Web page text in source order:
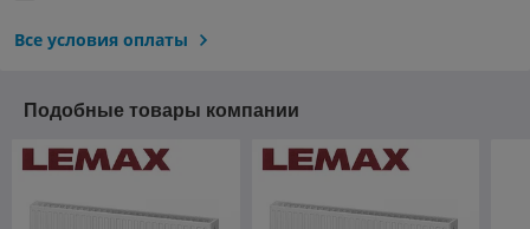
Все условия оплаты
Подобные товары компании